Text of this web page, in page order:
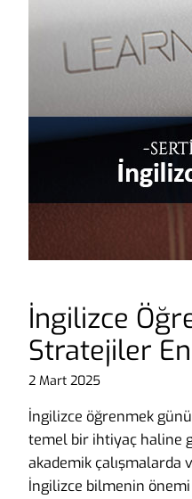
İngilizce
Stratejiler
2 Mart 2025
İngilizce öğrenmek
temel bir ihtiyaç haline
akademik çalışmalarda
İngilizce bilmenin